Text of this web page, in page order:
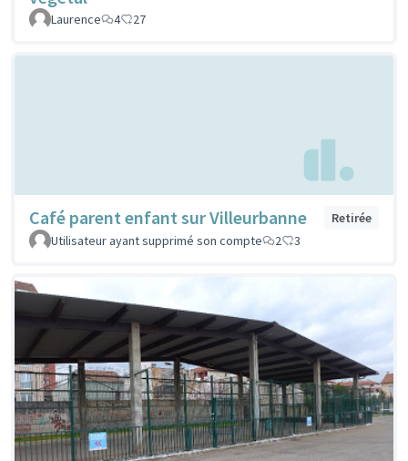
Laurence 4 27
Café parent enfant sur Villeurbanne
Retirée
Utilisateur ayant supprimé son compte
2 3